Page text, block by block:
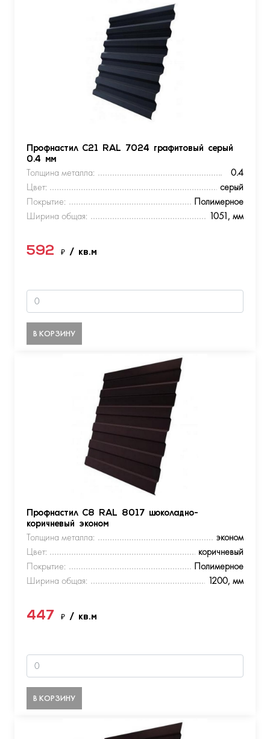
Профнастил С21 RAL 7024 графитовый серый
0.4 мм
Толщина металла:
0.4
Цвет:
серый
Покрытие:
Полимерное
Ширина общая:
1051, мм
592 ₽ / кв.м
В КОРЗИНУ
Профнастил С8 RAL 8017 шоколадно-
коричневый эконом
Толщина металла:
эконом
Цвет:
коричневый
Покрытие:
Полимерное
Ширина общая:
1200, мм
447 ₽ / кв.м
В КОРЗИНУ